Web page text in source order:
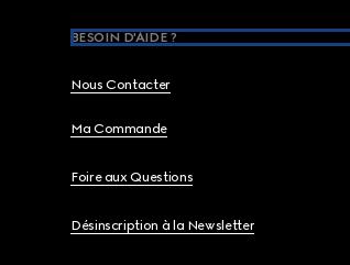
BESOIN D'AIDE ?
Nous Contacter
Ma Commande
Foire aux Questions
Désinscription à la Newsletter